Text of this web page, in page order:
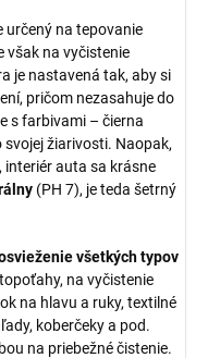
určený na tepovanie
však na vyčistenie
je nastavená tak, aby si
pričom nezasahuje do
s farbivami – čierna
žiarivosti. Naopak,
auta sa krásne
(PH 7), je teda šetrný
všetkých typov
na vyčistenie
na hlavu a ruky, textilné
koberčeky a pod.
na priebežné čistenie.